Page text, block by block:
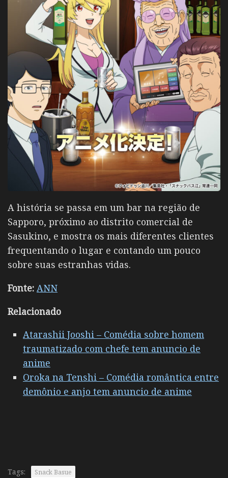
A história se passa em um bar na região de
Sapporo, próximo ao distrito comercial de
Sasukino, e mostra os mais diferentes clientes
frequentando o lugar e contando um pouco
sobre suas estranhas vidas.
Fonte: ANN
Relacionado
Atarashii Jooshi – Comédia sobre homem
traumatizado com chefe tem anuncio de
anime
Oroka na Tenshi – Comédia romântica entre
demônio e anjo tem anuncio de anime
Tags: Snack Basue